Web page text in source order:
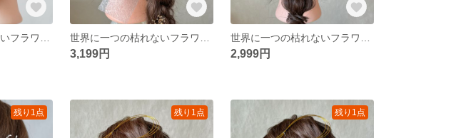
3,199円 2,999円
残り1点 残り1点 残り1点